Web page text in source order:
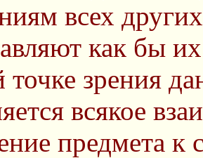
всех
как бы
точке зрения
всякое
предмета к